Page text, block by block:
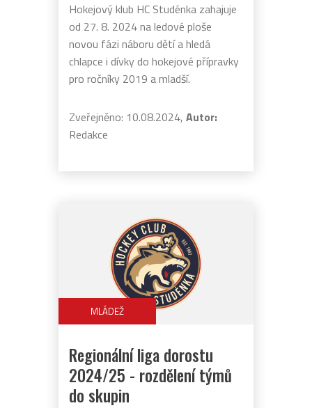
Hokejový klub HC Studénka zahajuje
od 27. 8. 2024 na ledové ploše
novou fázi náboru dětí a hledá
chlapce i dívky do hokejové přípravky
pro ročníky 2019 a mladší.
Zveřejněno: 10.08.2024, Autor:
Redakce
MLÁDEŽ
Regionální liga dorostu
2024/25 - rozdělení týmů
do skupin